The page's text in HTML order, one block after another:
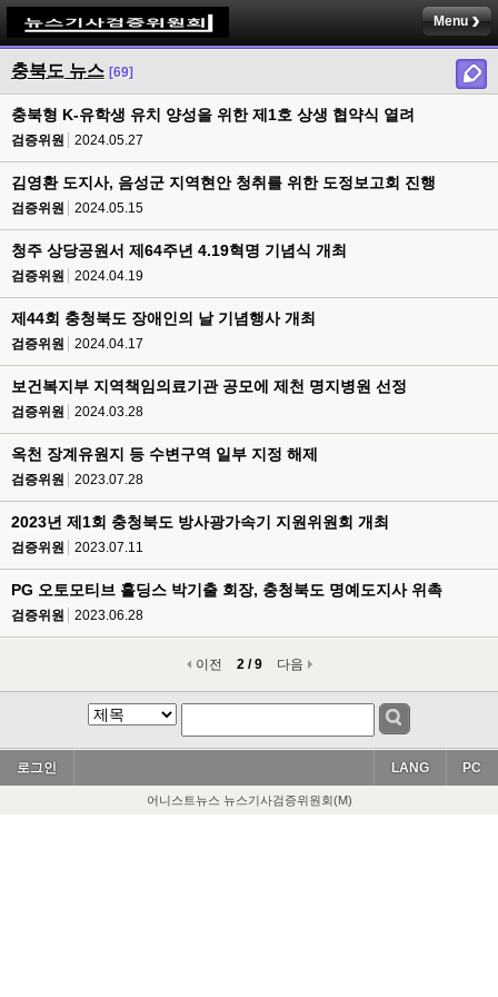
Menu
충북도 뉴스 [69]
충북형 K-유학생 유치 양성을 위한 제1호 상생 협약식 열려
검증위원 2024.05.27
김영환 도지사, 음성군 지역현안 청취를 위한 도정보고회 진행
검증위원 2024.05.15
청주 상당공원서 제64주년 4.19혁명 기념식 개최
검증위원 2024.04.19
제44회 충청북도 장애인의 날 기념행사 개최
검증위원 2024.04.17
보건복지부 지역책임의료기관 공모에 제천 명지병원 선정
검증위원 2024.03.28
옥천 장계유원지 등 수변구역 일부 지정 해제
검증위원 2023.07.28
2023년 제1회 충청북도 방사광가속기 지원위원회 개최
검증위원 2023.07.11
PG 오토모티브 홀딩스 박기출 회장, 충청북도 명예도지사 위촉
검증위원 2023.06.28
이전 2 / 9 다음
로그인 PC
LANG
어니스트뉴스 뉴스기사검증위원회(M)